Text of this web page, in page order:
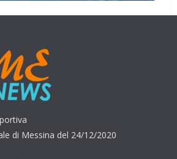
di Messina del 24/12/2020